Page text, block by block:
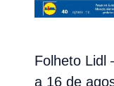
Folheto Lidl
a 16 de